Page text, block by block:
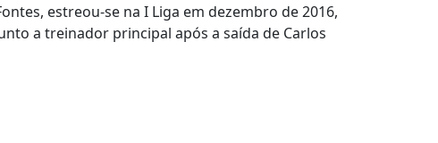
estreou-se na I Liga em dezembro de 2016,
a treinador principal após a saída de Carlos